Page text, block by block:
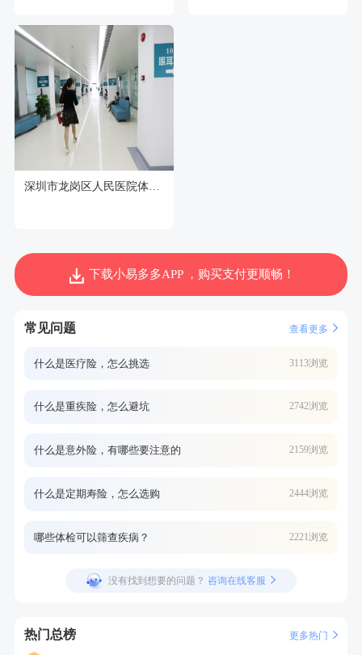
深圳市龙岗区人民医院体检中心
下载小易多多APP ，购买支付更顺畅！
常见问题 查看更多
什么是医疗险，怎么挑选 3113浏览
什么是重疾险，怎么避坑 2742浏览
什么是意外险，有哪些要注意的 2159浏览
什么是定期寿险，怎么选购 2444浏览
哪些体检可以筛查疾病？ 2221浏览
没有找到想要的问题？ 咨询在线客服
热门总榜 更多热门